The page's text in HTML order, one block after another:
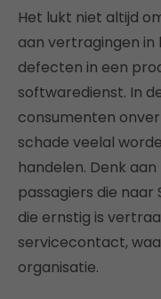
Het lukt niet altijd
aan vertragingen in
defecten in een
softwaredienst. In
consumenten
schade veelal
handelen. Denk
passagiers die
die ernstig is
servicecontact,
organisatie.